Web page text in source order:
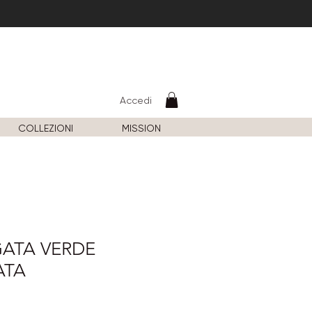
Accedi
COLLEZIONI MISSION
VERDE